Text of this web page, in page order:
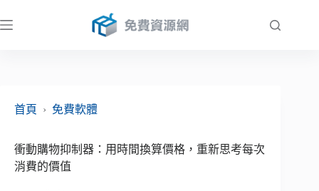
至
首頁
› 免費軟體
衝動購物抑制器：用時間換算價格，重新思考每次
消費的價值